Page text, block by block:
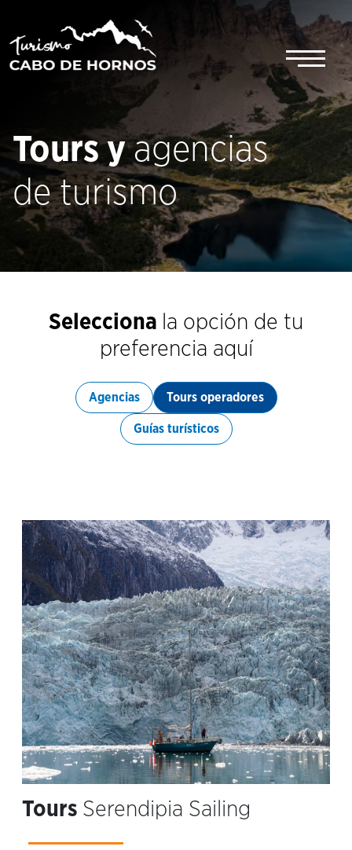
contenido
Tours yagencias
de turismo
Selecciona la opción de tu
preferencia aquí
Agencias Tours operadores
Guías turísticos
Tours Serendipia Sailing